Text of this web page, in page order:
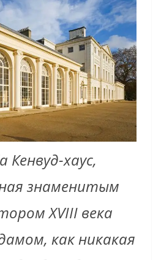
Кенвуд-хаус,
знаменитым
XVIII века
как никакая